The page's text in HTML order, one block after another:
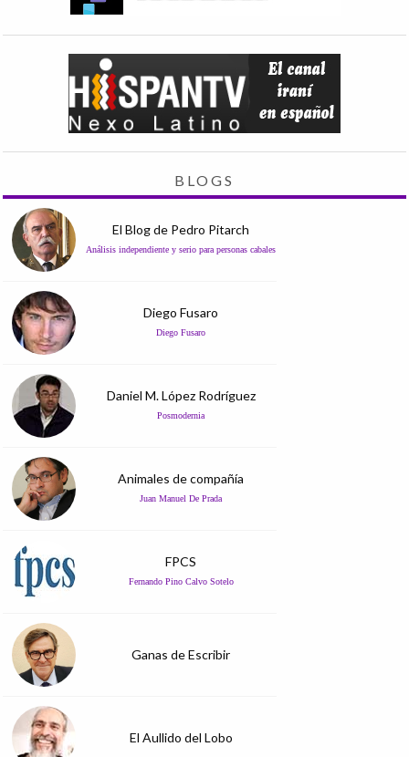
BLOGS
El Blog de Pedro Pitarch
Análisis independiente y serio para personas cabales
Diego Fusaro
Diego Fusaro
Daniel M. López Rodríguez
Posmodernia
Animales de compañía
Juan Manuel De Prada
FPCS
Fernando Pino Calvo Sotelo
Ganas de Escribir
El Aullido del Lobo